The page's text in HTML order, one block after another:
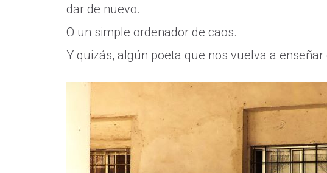
dar de nuevo.
O un simple ordenador de caos.
Y quizás, algún poeta que nos vuelva a enseñar